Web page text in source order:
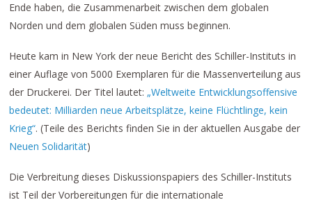
Ende haben, die Zusammenarbeit zwischen dem globalen
Norden und dem globalen Süden muss beginnen.
Heute kam in New York der neue Bericht des Schiller-Instituts in
einer Auflage von 5000 Exemplaren für die Massenverteilung aus
der Druckerei. Der Titel lautet: „Weltweite Entwicklungsoffensive
bedeutet: Milliarden neue Arbeitsplätze, keine Flüchtlinge, kein
Krieg“. (Teile des Berichts finden Sie in der aktuellen Ausgabe der
Neuen Solidarität)
Die Verbreitung dieses Diskussionspapiers des Schiller-Instituts
ist Teil der Vorbereitungen für die internationale